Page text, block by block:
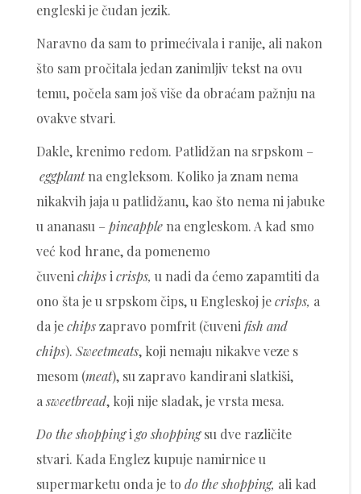
engleski je čudan jezik.
Naravno da sam to primećivala i ranije, ali nakon
što sam pročitala jedan zanimljiv tekst na ovu
temu, počela sam još više da obraćam pažnju na
ovakve stvari.
Dakle, krenimo redom. Patlidžan na srpskom –
eggplantna engleksom. Koliko ja znam nema
nikakvih jaja u patlidžanu, kao što nema ni jabuke
u ananasu – pineapple na engleskom. A kad smo
već kod hrane, da pomenemo
čuveni chipsi crisps, u nadi da ćemo zapamtiti da
ono šta je u srpskom čips, u Engleskoj jecrisps, a
da jechipszapravo pomfrit (čuveni fish and
chips). Sweetmeats, koji nemaju nikakve veze s
mesom (meat), su zapravo kandirani slatkiši,
asweetbread, koji nije sladak, je vrsta mesa.
Do the shoppingi go shoppingsu dve različite
stvari. Kada Englez kupuje namirnice u
supermarketu onda je to do the shopping, ali kad